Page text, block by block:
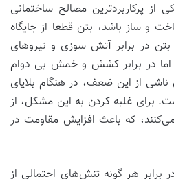
از پرکاربردترین مصالح ساختمانی
و ساز باشد، بتن قطعا از جایگاه
بتن در برابر آتش سوزی و نیروهای
اما در برابر کشش و خمش بی دوام
از این ضعف، در هنگام بلایای
برای غلبه کردن به این مشکل، از
که باعث افزایش مقاومت در
برابر هر گونه تنش‌های احتمالی از